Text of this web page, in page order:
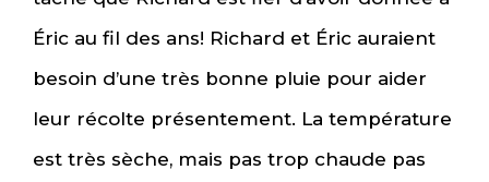
Éric au fil des ans! Richard et Éric auraient
besoin d’une très bonne pluie pour aider
leur récolte présentement. La température
est très sèche, mais pas trop chaude pas